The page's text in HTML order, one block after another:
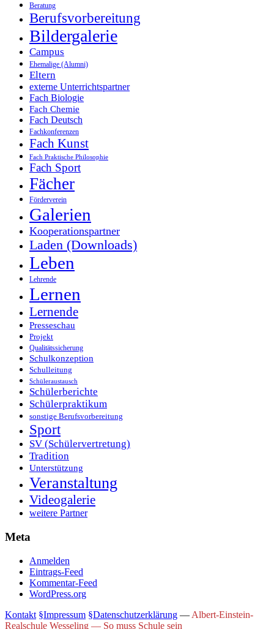
Beratung
Berufsvorbereitung
Bildergalerie
Campus
Ehemalige (Alumni)
Eltern
externe Unterrichtspartner
Fach Biologie
Fach Chemie
Fach Deutsch
Fachkonferenzen
Fach Kunst
Fach Praktische Philosophie
Fach Sport
Fächer
Förderverein
Galerien
Kooperationspartner
Laden (Downloads)
Leben
Lehrende
Lernen
Lernende
Presseschau
Projekt
Qualitätssicherung
Schulkonzeption
Schulleitung
Schüleraustausch
Schülerberichte
Schülerpraktikum
sonstige Berufsvorbereitung
Sport
SV (Schülervertretung)
Tradition
Unterstützung
Veranstaltung
Videogalerie
weitere Partner
Meta
Anmelden
Eintrags-Feed
Kommentar-Feed
WordPress.org
Kontakt §Impressum §Datenschutzerklärung — Albert-Einstein-
Realschule Wesseling — So muss Schule sein